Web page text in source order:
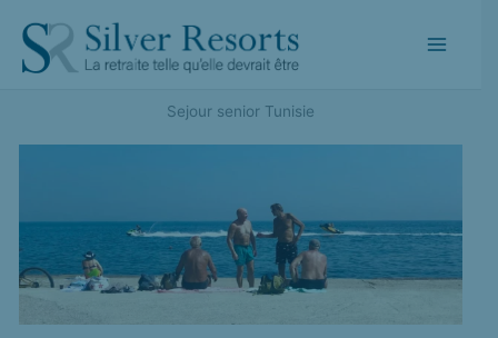
contenu
Sejour senior Tunisie